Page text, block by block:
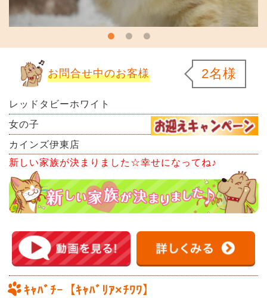
お問合せ中のお客様 2名様
レッドタビーホワイト
女の子
カインズ伊東店
新しい家族が決まりました☆幸せになってね♪
ｷｬﾊﾞﾁｰ【ｷｬﾊﾞﾘｱ×ﾁﾜﾜ】